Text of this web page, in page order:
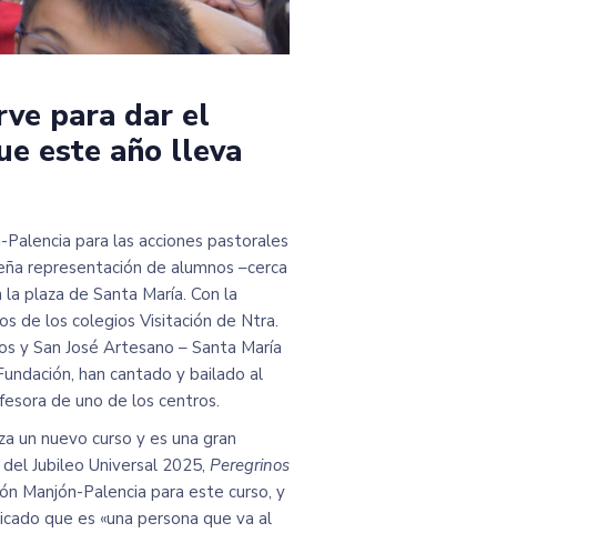
para dar el
este año lleva
para las acciones pastorales
representación de alumnos –cerca
plaza de Santa María. Con la
de los colegios Visitación de Ntra.
y San José Artesano – Santa María
han cantado y bailado al
de uno de los centros.
un nuevo curso y es una gran
Jubileo Universal 2025, Peregrinos
Manjón-Palencia para este curso, y
que es «una persona que va al